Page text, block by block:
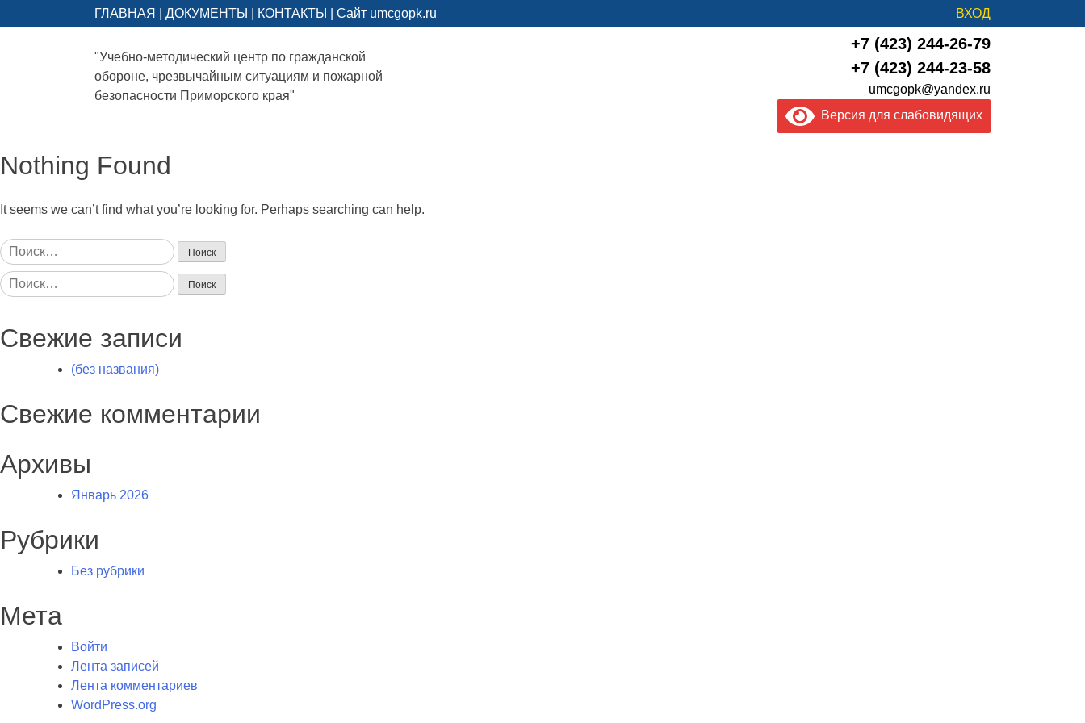
ГЛАВНАЯ ДОКУМЕНТЫ КОНТАКТЫ Сайт umcgopk.ru ВХОД
"Учебно-методический центр по гражданской
обороне, чрезвычайным ситуациям и пожарной
безопасности Приморского края"
+7 (423) 244-26-79
+7 (423) 244-23-58
umcgopk@yandex.ru
Версия для слабовидящих
Nothing Found
It seems we can’t find what you’re looking for. Perhaps searching can help.
Найти:
Найти:
Свежие записи
(без названия)
Свежие комментарии
Архивы
Январь 2026
Рубрики
Без рубрики
Мета
Войти
Лента записей
Лента комментариев
WordPress.org